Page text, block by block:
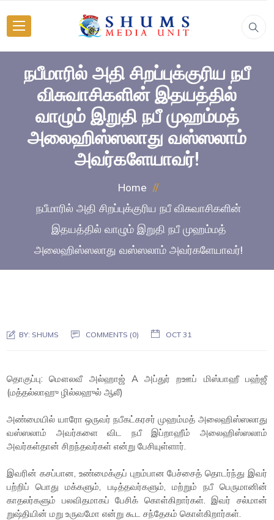
நபீமாரில் அதி சிறப்புக்குரிய நபீ
விசுவாசிகளின் இதயத்தில்
வாழும் இறுதி நபீ முஹம்மத்
அலைஹிஸ்ஸலாது வஸ்ஸலாம்
அவர்களேயாவர்!
Home
நபீமாரில் அதி சிறப்புக்குரிய நபீ விசுவாசிகளின்
இதயத்தில் வாழும் இறுதி நபீ முஹம்மத்
அலைஹிஸ்ஸலாது வஸ்ஸலாம் அவர்களேயாவர்!
BY: SHUMS COMMENTS (0) OCT 31
தொகுப்பு: மௌலவீ அல்ஹாஜ் A அப்துர் றஊப் மிஸ்பாஹீ பஹ்ஜீ
(மத்தல்லாஹு ழில்லஹுல் ஆலீ)
அண்மையில் யாரோ ஒருவர் நபீகட்கரசர் முஹம்மத் அலைஹிஸ்ஸலாது
வஸ்ஸலாம் அவர்களை விட நபீ இப்றாஹீம் அலைஹிஸ்ஸலாம்
அவர்கள்தான் சிறந்தவர்கள் என்று பேசியுள்ளார்.
இவரின் கசப்பான, உண்மைக்குப் புறம்பான பேச்சைத் தொடர்ந்து இவர்
பற்றிப் பொது மக்களும், படித்தவர்களும், மற்றும் நபீ பெருமானின்
காதலர்களும் பலவிதமாகப் பேசிக் கொள்கிறார்கள். இவர் சல்மான்
றுஷ்தியின் மறு உருவமோ என்று கூட சந்தேகம் கொள்கிறார்கள்.